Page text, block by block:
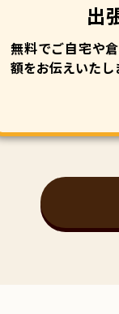
出
無料でご自宅や
額をお伝えいたし